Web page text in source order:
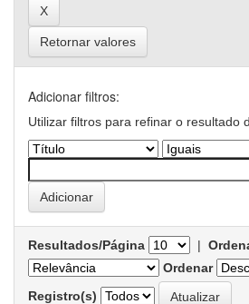
Retornar valores
Adicionar filtros:
Utilizar filtros para refinar o resultado
Resultados/Página |
Ordenar
Registro(s)